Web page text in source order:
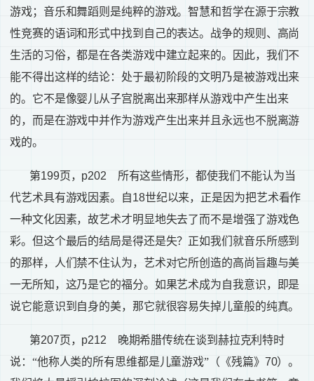
游戏；音乐和舞蹈则是纯粹的游戏。智慧和哲学在源于宗教
性竞赛的语词和形式中找到自己的表达。战争的规则、高尚
生活的习俗，都是在各类游戏中建立起来的。因此，我们不
能不得出这样的结论：处于最初阶段的文明乃是被游戏出来
的。它不是像婴儿从子宫脱离出来那样从游戏中产生出来
的，而是在游戏中并作为游戏产生出来并且永远也不脱离游
戏的。
第199页， p202 所有这些情形，都使我们不能认为当
代艺术具有游戏因素。自18世纪以来，正是因为把艺术看作
一种文化因素，故艺术才明显地失去了而不是增强了游戏色
彩。但这个最后的结局是得还是失？正如我们就音乐所感到
的那样，人们禁不住认为，艺术对它所创造的高尚旨趣与美
一无所知，这乃是它的福分。如果艺术成为自我意识，即是
说它能意识到自身的美，那它就很容易失掉儿童般的纯真。
第207页， p212
晚期希腊传统在谈到赫拉克利特时
说：“他称人类的所有思维都是儿童游戏”（《残篇》 70）。